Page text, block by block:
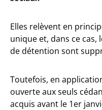
Elles relèvent en
unique et, dans ce
de détention sont
Toutefois, en
ouverte aux seuls
acquis avant le 1er